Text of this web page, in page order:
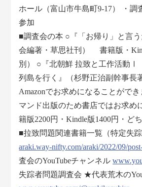
ホール（富山市牛島町9-17） ・調
参加
■調査会の本 ○『「お帰り」と言
会編著・草思社刊） 書籍版・
別） ○『北朝鮮 拉致と工作活動
列島を行く』（杉野正治副幹事長
Amazonでお求めになることがで
マンド出版のため書店ではお求め
籍版2200円・Kindle版1400円・ど
■拉致問題関連書籍一覧（特定失踪
araki.way-nifty.com/araki/2022/09/
査会のYouTubeチャンネル
失踪者問題調査会 ★代表荒木の